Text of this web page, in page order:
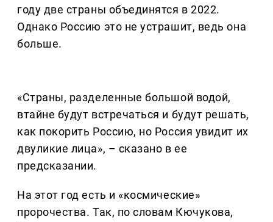
году две страны объединятся в 2022.
Однако Россию это не устрашит, ведь она
больше.
«Страны, разделенные большой водой,
втайне будут встречаться и будут решать,
как покорить Россию, но Россия увидит их
двуликие лица», – сказано в ее
предсказании.
На этот год есть и «космические»
пророчества. Так, по словам Кючукова,